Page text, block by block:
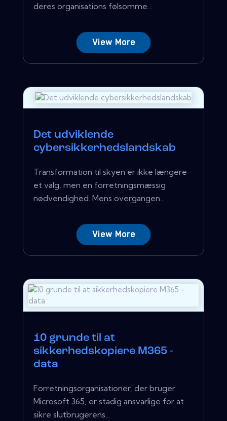
deres organisations følsomme...
View More
Det udviklende
cybersikkerhedslandskab
Transformation til skyen er ikke længere
et valg, men en forretningsmæssig
nødvendighed. Mens overgangen...
View More
10 grunde til at
sikkerhedskopiere M365 -
data
Forretningsorganisationer, der bruger
Microsoft 365, er stadig ansvarlige for at
sikre slutbrugerens...